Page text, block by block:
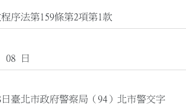
序法第159條第2項第1款
08 日
臺北市政府警察局（94）北市警交字